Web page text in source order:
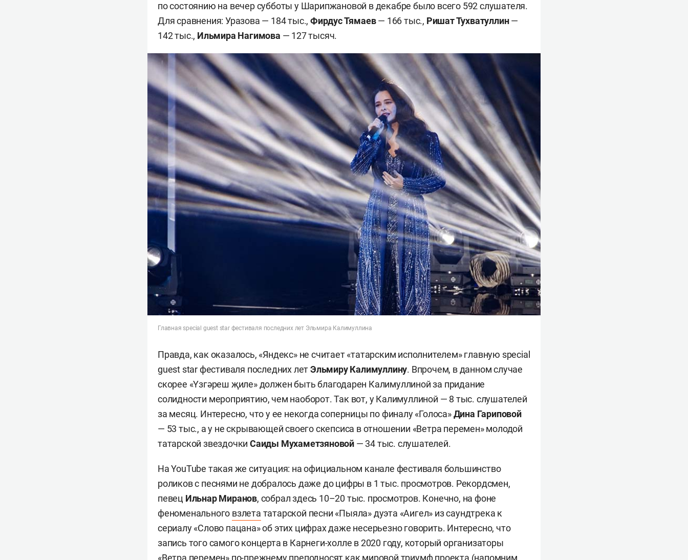
по состоянию на вечер субботы у Шарипжановой в декабре было всего 592 слушателя.
Для сравнения: Уразова — 184 тыс., Фирдус Тямаев— 166 тыс., Ришат Тухватуллин—
142 тыс., Ильмира Нагимова — 127 тысяч.
Главная special guest star фестиваля последних лет Эльмира Калимуллина
Правда, как оказалось, «Яндекс» не считает «татарским исполнителем» главную special
guest star фестиваля последних летЭльмиру Калимуллину. Впрочем, в данном случае
скорее «Yзгәреш җиле» должен быть благодарен Калимуллиной за придание
солидности мероприятию, чем наоборот. Так вот, у Калимуллиной — 8 тыс. слушателей
за месяц. Интересно, что у ее некогда соперницы по финалу «Голоса»Дина Гариповой
— 53 тыс., а у не скрывающей своего скепсиса в отношении «Ветра перемен» молодой
татарской звездочкиСаиды Мухаметзяновой — 34 тыс. слушателей.
На YouTube такая же ситуация: на официальном канале фестиваля большинство
роликов с песнями не добралось даже до цифры в 1 тыс. просмотров. Рекордсмен,
певец Ильнар Миранов, собрал здесь 10–20 тыс. просмотров. Конечно, на фоне
феноменального взлета татарской песни «Пыяла» дуэта «Аигел» из саундтрека к
сериалу «Слово пацана» об этих цифрах даже несерьезно говорить. Интересно, что
запись того самого концерта в Карнеги-холле в 2020 году, который организаторы
«Ветра перемен» по-прежнему преподносят как мировой триумф проекта (напомним,